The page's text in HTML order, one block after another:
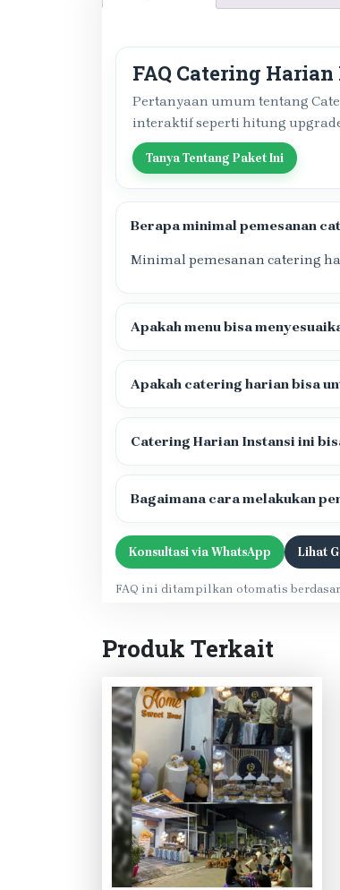
FAQ Catering
Pertanyaan umum tentang
interaktif seperti hitung
Tanya Tentang Paket Ini
Berapa minimal pemesanan
Minimal pemesanan catering
Apakah menu bisa
Apakah catering harian bisa
Catering Harian Instansi ini
Bagaimana cara melakukan
Konsultasi via WhatsApp Lihat
FAQ ini ditampilkan otomatis
Produk Terkait